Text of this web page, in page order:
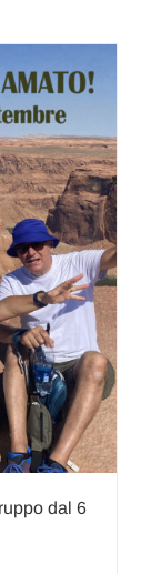
dal 6